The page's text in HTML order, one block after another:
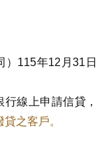
）115年12月31日
線上申請信貸，
之客戶。